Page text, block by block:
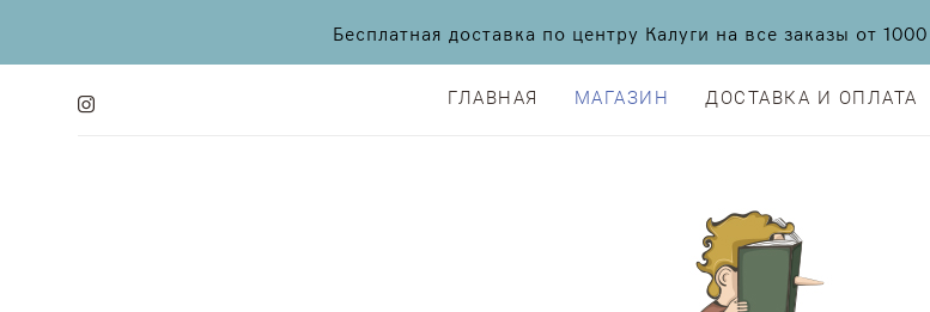
Бесплатная доставка по центру Калуги на все заказы от
ГЛАВНАЯ МАГАЗИН ДОСТАВКА И ОПЛАТА
ГЛАВНАЯ МАГАЗИН ДОСТАВКА И ОПЛАТА